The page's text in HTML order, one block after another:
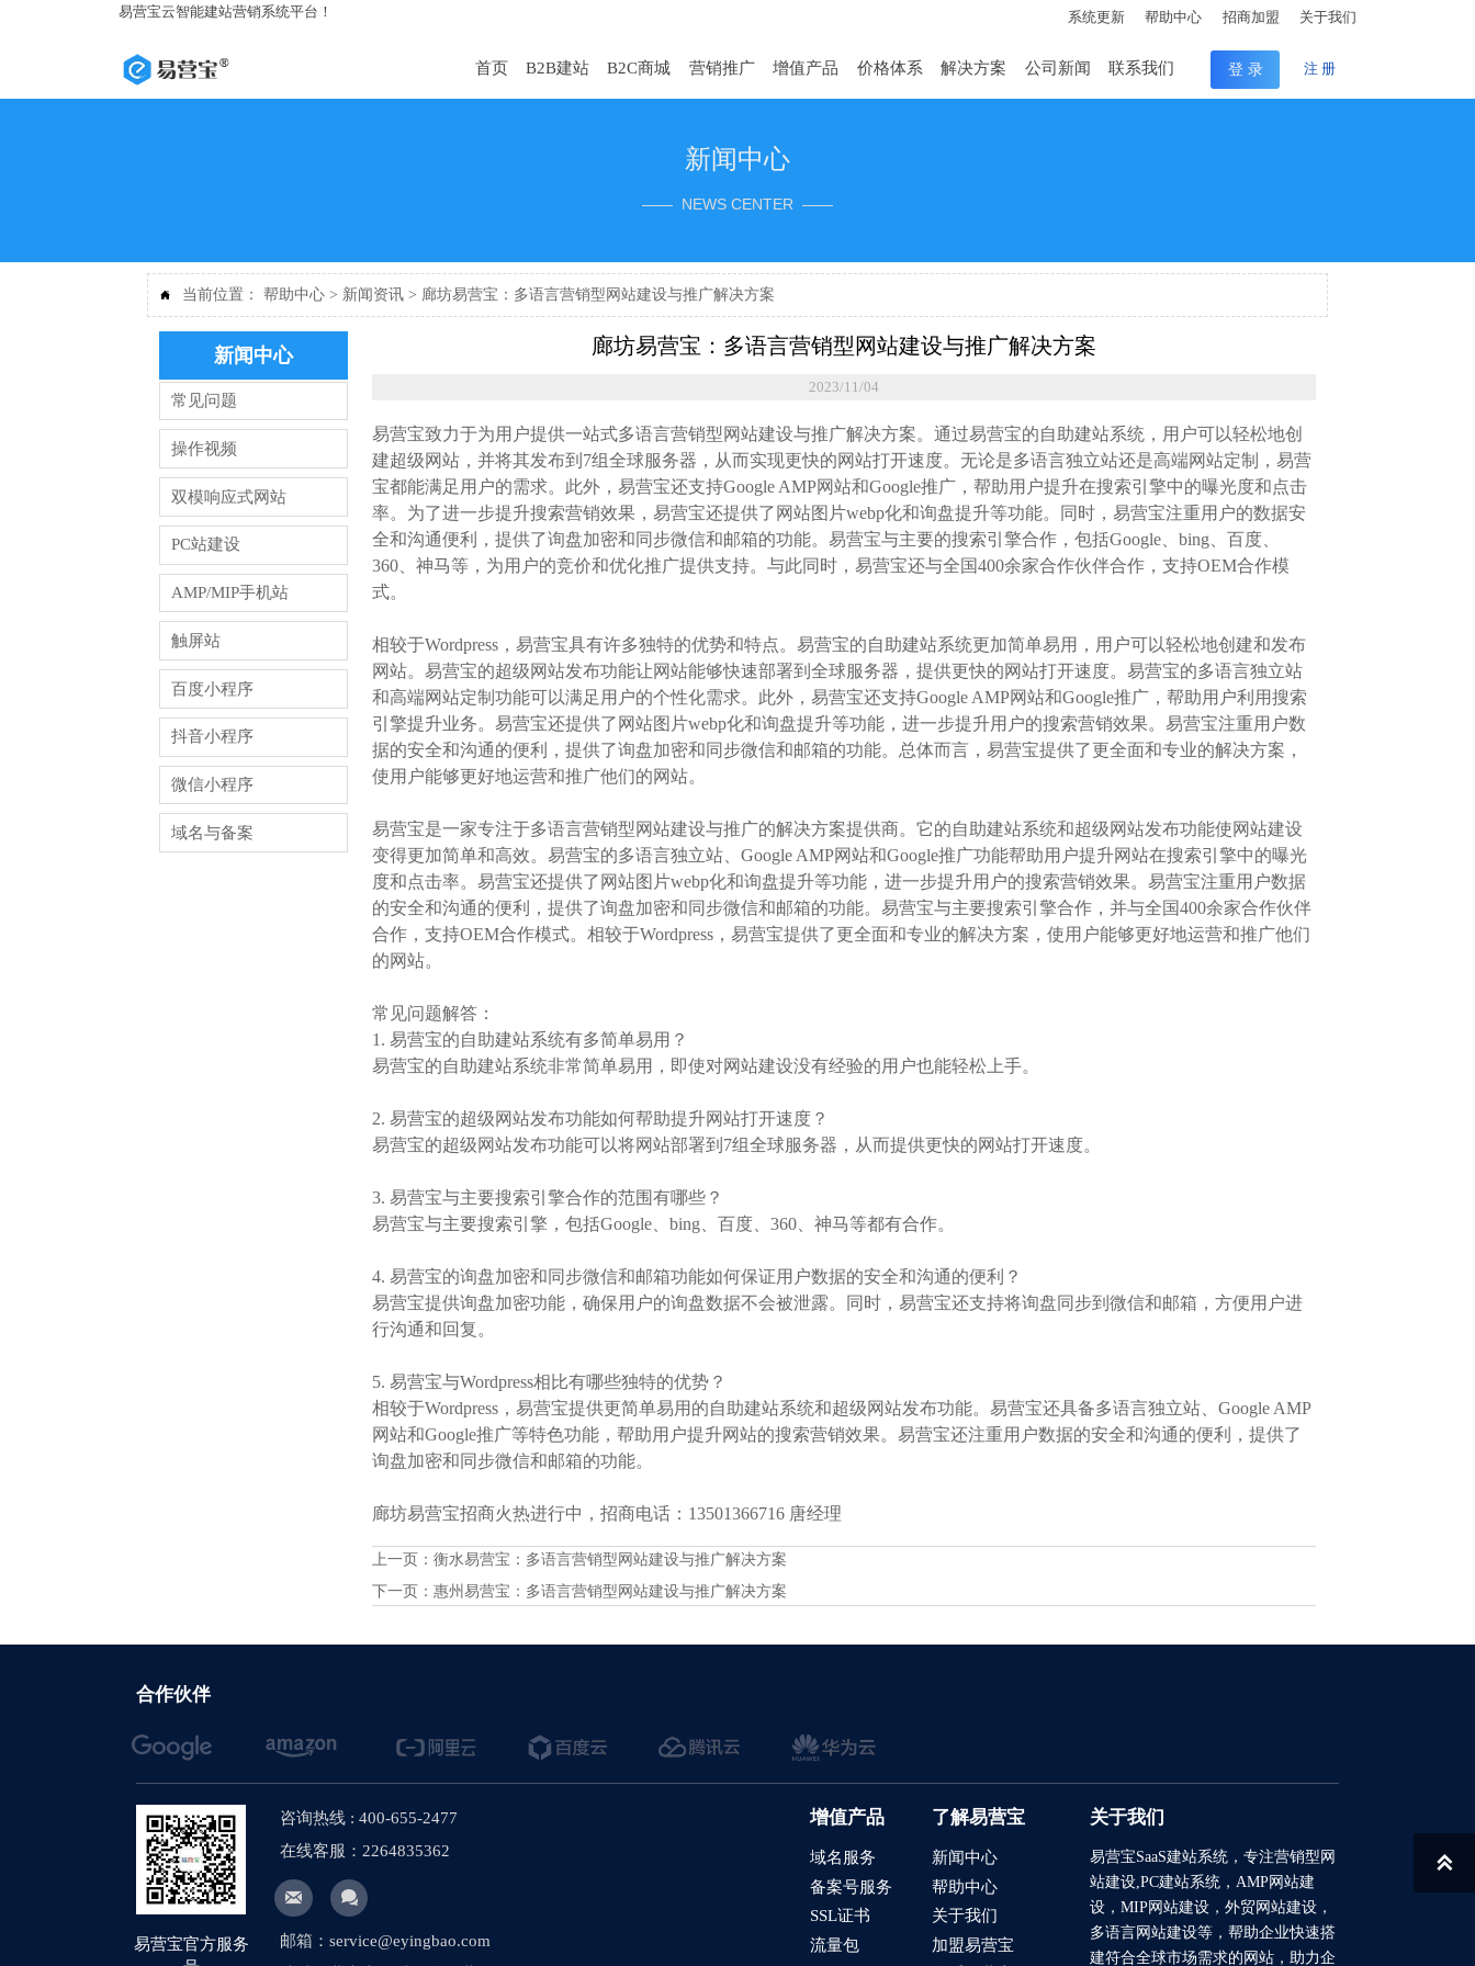
易营宝云智能建站营销系统平台！ 系统更新 帮助中心 招商加盟 关于我们
首页 B2B建站 B2C商城 营销推广 增值产品 价格体系 解决方案 公司新闻 联系我们 登 录 注 册
新闻中心
—— NEWS CENTER ——
 当前位置：帮助中心 > 新闻资讯 > 廊坊易营宝：多语言营销型网站建设与推广解决方案
新闻中心
常见问题
操作视频
双模响应式网站
PC站建设
AMP/MIP手机站
触屏站
百度小程序
抖音小程序
微信小程序
域名与备案
廊坊易营宝：多语言营销型网站建设与推广解决方案
2023/11/04
易营宝致力于为用户提供一站式多语言营销型网站建设与推广解决方案。通过易营宝的自助建站系统，用户可以轻松地创
建超级网站，并将其发布到7组全球服务器，从而实现更快的网站打开速度。无论是多语言独立站还是高端网站定制，易营
宝都能满足用户的需求。此外，易营宝还支持Google AMP网站和Google推广，帮助用户提升在搜索引擎中的曝光度和点击
率。为了进一步提升搜索营销效果，易营宝还提供了网站图片webp化和询盘提升等功能。同时，易营宝注重用户的数据安
全和沟通便利，提供了询盘加密和同步微信和邮箱的功能。易营宝与主要的搜索引擎合作，包括Google、bing、百度、
360、神马等，为用户的竞价和优化推广提供支持。与此同时，易营宝还与全国400余家合作伙伴合作，支持OEM合作模
式。
相较于Wordpress，易营宝具有许多独特的优势和特点。易营宝的自助建站系统更加简单易用，用户可以轻松地创建和发布
网站。易营宝的超级网站发布功能让网站能够快速部署到全球服务器，提供更快的网站打开速度。易营宝的多语言独立站
和高端网站定制功能可以满足用户的个性化需求。此外，易营宝还支持Google AMP网站和Google推广，帮助用户利用搜索
引擎提升业务。易营宝还提供了网站图片webp化和询盘提升等功能，进一步提升用户的搜索营销效果。易营宝注重用户数
据的安全和沟通的便利，提供了询盘加密和同步微信和邮箱的功能。总体而言，易营宝提供了更全面和专业的解决方案，
使用户能够更好地运营和推广他们的网站。
易营宝是一家专注于多语言营销型网站建设与推广的解决方案提供商。它的自助建站系统和超级网站发布功能使网站建设
变得更加简单和高效。易营宝的多语言独立站、Google AMP网站和Google推广功能帮助用户提升网站在搜索引擎中的曝光
度和点击率。易营宝还提供了网站图片webp化和询盘提升等功能，进一步提升用户的搜索营销效果。易营宝注重用户数据
的安全和沟通的便利，提供了询盘加密和同步微信和邮箱的功能。易营宝与主要搜索引擎合作，并与全国400余家合作伙伴
合作，支持OEM合作模式。相较于Wordpress，易营宝提供了更全面和专业的解决方案，使用户能够更好地运营和推广他们
的网站。
常见问题解答：
1. 易营宝的自助建站系统有多简单易用？
易营宝的自助建站系统非常简单易用，即使对网站建设没有经验的用户也能轻松上手。
2. 易营宝的超级网站发布功能如何帮助提升网站打开速度？
易营宝的超级网站发布功能可以将网站部署到7组全球服务器，从而提供更快的网站打开速度。
3. 易营宝与主要搜索引擎合作的范围有哪些？
易营宝与主要搜索引擎，包括Google、bing、百度、360、神马等都有合作。
4. 易营宝的询盘加密和同步微信和邮箱功能如何保证用户数据的安全和沟通的便利？
易营宝提供询盘加密功能，确保用户的询盘数据不会被泄露。同时，易营宝还支持将询盘同步到微信和邮箱，方便用户进
行沟通和回复。
5. 易营宝与Wordpress相比有哪些独特的优势？
相较于Wordpress，易营宝提供更简单易用的自助建站系统和超级网站发布功能。易营宝还具备多语言独立站、Google AMP
网站和Google推广等特色功能，帮助用户提升网站的搜索营销效果。易营宝还注重用户数据的安全和沟通的便利，提供了
询盘加密和同步微信和邮箱的功能。
廊坊易营宝招商火热进行中，招商电话：13501366716 唐经理
上一页： 衡水易营宝：多语言营销型网站建设与推广解决方案
下一页： 惠州易营宝：多语言营销型网站建设与推广解决方案
合作伙伴
易营宝官方服务
咨询热线 : 400-655-2477
在线客服：2264835362
 
邮箱：service@eyingbao.com
增值产品
域名服务
备案号服务
SSL证书
流量包
了解易营宝
新闻中心
帮助中心
关于我们
加盟易营宝
关于我们
易营宝SaaS建站系统，专注营销型网
站建设,PC建站系统，AMP网站建
设，MIP网站建设，外贸网站建设，
多语言网站建设等，帮助企业快速搭
建符合全球市场需求的网站，助力企
